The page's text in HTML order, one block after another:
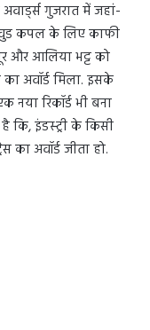
गुजरात में जहां-
कपल के लिए काफी
और आलिया भट्ट को
अवॉर्ड मिला. इसके
रिकॉर्ड भी बना
कि, इंडस्ट्री के किसी
अवॉर्ड जीता हो.